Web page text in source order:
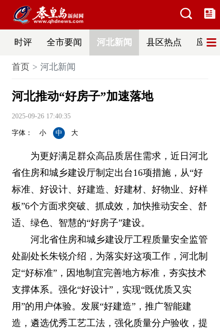
时评 全市要闻 河北新闻 县区热点 应急
首页 河北新闻
河北推动“好房子”加速落地
2025-09-26 17:40:35
字体： 小 中 大
为更好满足群众高品质居住需求，近日河北
省住房和城乡建设厅制定出台16项措施，从“好
标准、好设计、好建造、好建材、好物业、好样
板”6个方面求突破、抓成效，加快推动安全、舒
适、绿色、智慧的“好房子”建设。
河北省住房和城乡建设厅工程质量安全监管
处副处长朱锐介绍，为落实好这项工作，河北制
定“好标准”，因地制宜完善地方标准，夯实技术
支撑体系。强化“好设计”，实现“既优质又实
用”的用户体验。发展“好建造”，推广智能建
造，遴选优秀工艺工法，强化质量分户验收，提